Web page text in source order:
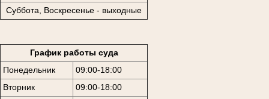
Суббота, Воскресенье - выходные
График работы суда
Понедельник
09:00-18:00
Вторник
09:00-18:00